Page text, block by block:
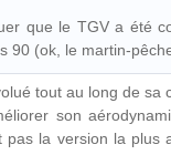
que le TGV a été
90 (ok, le martin-
tout au long de sa
son
pas la version la plus